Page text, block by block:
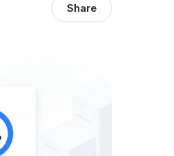
Share